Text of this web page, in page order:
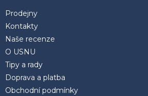
Prodejny
Kontakty
Naše recenze
O USNU
Tipy a rady
Doprava a platba
Obchodní podmínky